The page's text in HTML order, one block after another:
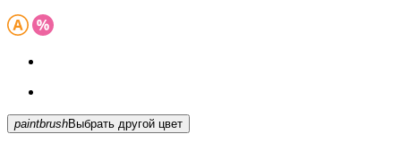
paintbrush Выбрать другой цвет